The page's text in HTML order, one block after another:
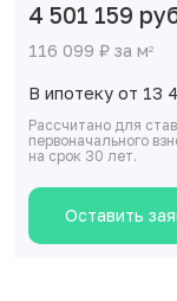
4 501 159
116 099 ₽ за м2
В ипотеку от 13
Рассчитано для
первоначального
на срок 30 лет.
Оставить